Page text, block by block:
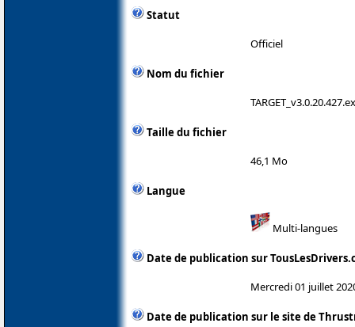
Statut
Officiel
Nom du fichier
Taille du fichier
46,1 Mo
Langue
Multi-langues
Date de publication sur
Mercredi 01 juillet
Date de publication sur le site de